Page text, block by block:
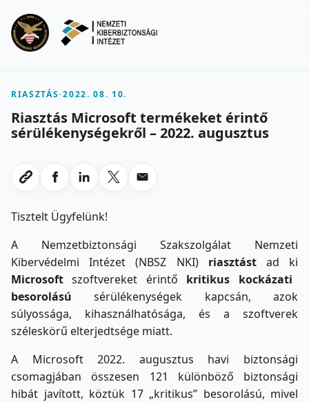
RIASZTÁS-2022. 08. 10.
Riasztás Microsoft termékeket érintő
sérülékenységekről – 2022. augusztus
Link masolasa
Megosztas Facebookon
Megosztas LinkedInen
Megosztas X-en
Megosztas emailben
Tisztelt Ügyfelünk!
A Nemzetbiztonsági Szakszolgálat Nemzeti
Kibervédelmi Intézet (NBSZ NKI) riasztást ad ki
Microsoftszoftvereket érintő kritikus kockázati
besorolásúsérülékenységek kapcsán, azok
súlyossága, kihasználhatósága, és a szoftverek
széleskörű elterjedtsége miatt.
A Microsoft 2022. augusztus havi biztonsági
csomagjában összesen 121 különböző biztonsági
hibát javított, köztük 17 „kritikus” besorolású, mivel